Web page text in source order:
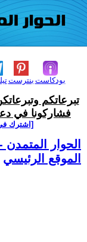
بنترست بودكاست
تبرعاتكم
فشاركونا في
[اشترك
الحوار المتمدن
الموقع الرئيسي